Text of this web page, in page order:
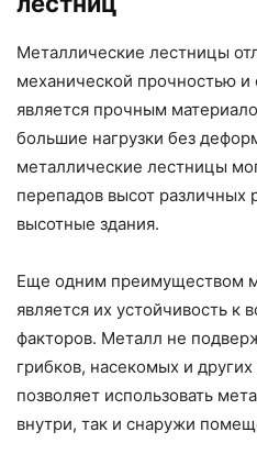
Металлические лестницы
механической прочностью
является прочным
большие нагрузки без
металлические лестницы
перепадов высот различных
высотные здания.
Еще одним преимуществом
является их устойчивость к
факторов. Металл не
грибков, насекомых и
позволяет использовать
внутри, так и снаружи